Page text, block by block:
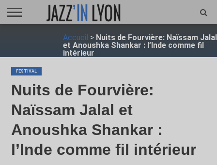
Accueil > Nuits de Fourvière: Naïssam Jalal
et Anoushka Shankar : l’Inde comme fil
intérieur
FESTIVAL
Nuits de Fourvière:
Naïssam Jalal et
Anoushka Shankar :
l’Inde comme fil intérieur